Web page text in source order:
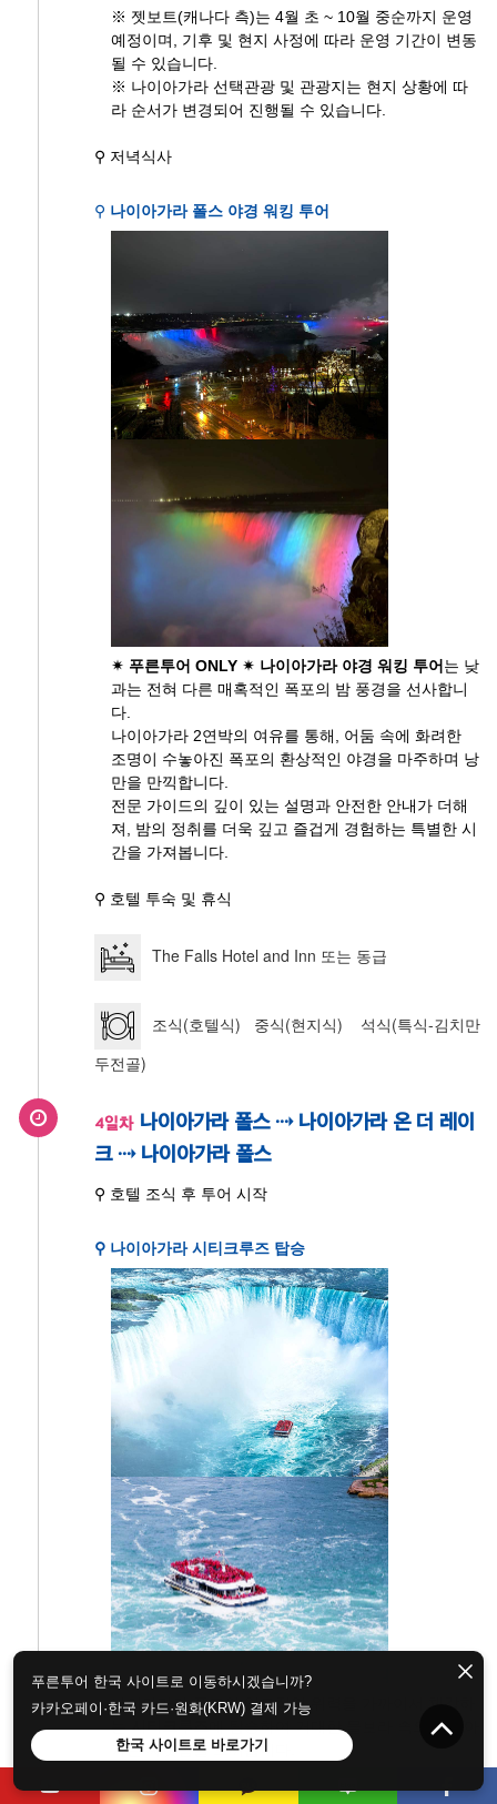
※ 젯보트(캐나다 측)는 4월 초 ~ 10월 중순까지 운영
예정이며, 기후 및 현지 사정에 따라 운영 기간이 변동
될 수 있습니다.
※ 나이아가라 선택관광 및 관광지는 현지 상황에 따
라 순서가 변경되어 진행될 수 있습니다.
⚲ 저녁식사
⚲ 나이아가라 폴스 야경 워킹 투어
✴ 푸른투어 ONLY ✴ 나이아가라 야경 워킹 투어 는 낮
과는 전혀 다른 매혹적인 폭포의 밤 풍경을 선사합니
다.
나이아가라 2연박의 여유를 통해, 어둠 속에 화려한
조명이 수놓아진 폭포의 환상적인 야경을 마주하며 낭
만을 만끽합니다.
전문 가이드의 깊이 있는 설명과 안전한 안내가 더해
져, 밤의 정취를 더욱 깊고 즐겁게 경험하는 특별한 시
간을 가져봅니다.
⚲ 호텔 투숙 및 휴식
The Falls Hotel and Inn 또는 동급
조식(호텔식) 중식(현지식) 석식(특식-김치만
두전골)
4일차 나이아가라 폴스 ⇢ 나이아가라 온 더 레이
크 ⇢ 나이아가라 폴스
⚲ 호텔 조식 후 투어 시작
⚲ 나이아가라 시티크루즈 탑승
나이아가라 폭포의 압도적인 위력을 가까이서 체감하
는시티크루즈에 탑승하여 거대한 물보라 속으로 나아
가는 짜릿함을 느껴봅니다.
수량과 천둥 같은 굉음을 직접 마주하며,
푸른투어 한국 사이트로 이동하시겠습니까?
카카오페이·한국 카드·원화(KRW) 결제 가능
한국 사이트로 바로가기